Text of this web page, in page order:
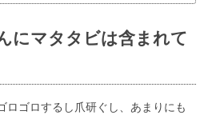
にマタタビは含まれて
ロゴロするし爪研ぐし、あまりにも